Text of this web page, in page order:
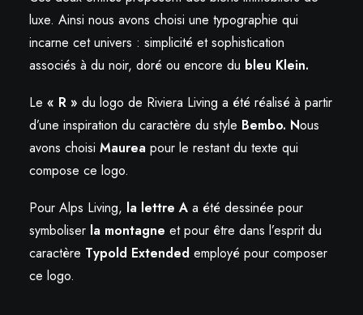
luxe. Ainsi nous avons choisi une typographie qui
incarne cet univers : simplicité et sophistication
associés à du noir, doré ou encore du bleu Klein.
Le « R » du logo de Riviera Living a été réalisé à partir
d’une inspiration du caractère du style Bembo. Nous
avons choisi Maurea pour le restant du texte qui
compose ce logo.
Pour Alps Living, la lettre A a été dessinée pour
symboliser la montagne et pour être dans l’esprit du
caractère Typold Extended employé pour composer
ce logo.